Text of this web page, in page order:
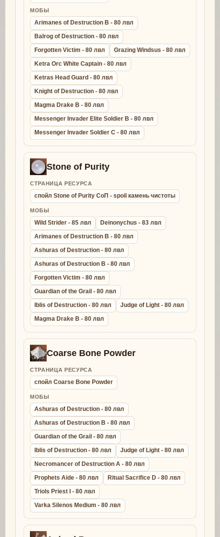
МОБЫ
Arimanes of Destruction B - 80 лвл
Balrog of Destruction - 80 лвл
Forgotten Victim - 80 лвл
Grazing Windsus - 80 лвл
Ketra Orc White Captain - 80 лвл
Ketras Head Guard - 80 лвл
Knight of Destruction - 80 лвл
Magma Drake B - 80 лвл
Messenger Invader Elite Soldier B - 80 лвл
Messenger Invader Soldier C - 80 лвл
Stone of Purity
СТРАНИЦА РЕСУРСА
спойл Stone of Purity СоП - spoil камень чистоты
МОБЫ
Wild Strider - 85 лвл
Deinonychus - 83 лвл
Arimanes of Destruction B - 80 лвл
Ashuras of Destruction - 80 лвл
Ashuras of Destruction B - 80 лвл
Forgotten Victim - 80 лвл
Guardian of the Grail - 80 лвл
Iblis of Destruction - 80 лвл
Judge of Light - 80 лвл
Magma Drake B - 80 лвл
Coarse Bone Powder
СТРАНИЦА РЕСУРСА
спойл Coarse Bone Powder
МОБЫ
Ashuras of Destruction - 80 лвл
Ashuras of Destruction B - 80 лвл
Guardian of the Grail - 80 лвл
Iblis of Destruction - 80 лвл
Judge of Light - 80 лвл
Necromancer of Destruction A - 80 лвл
Prophets Aide - 80 лвл
Ritual Sacrifice D - 80 лвл
Triols Priest I - 80 лвл
Varka Silenos Medium - 80 лвл